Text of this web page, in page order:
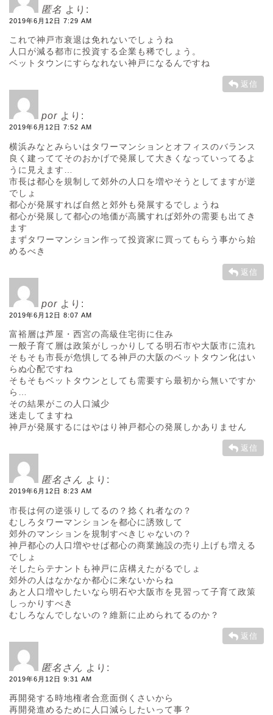
匿名 より:
2019年6月12日 7:29 AM
これで神戸市衰退は免れないでしょうね
人口が減る都市に投資する企業も稀でしょう。
ベットタウンにすらなれない神戸になるんですね
返信
por より:
2019年6月12日 7:52 AM
横浜みなとみらいはタワーマンションとオフィスのバランス
良く建っててそのおかげで発展して大きくなっていってるよ
うに見えます…
市長は都心を規制して郊外の人口を増やそうとしてますが逆
でしょ
都心が発展すれば自然と郊外も発展するでしょうね
都心が発展して都心の地価が高騰すれば郊外の需要も出てき
ます
まずタワーマンション作って投資家に買ってもらう事から始
めるべき
返信
por より:
2019年6月12日 8:07 AM
富裕層は芦屋・西宮の高級住宅街に住み
一般子育て層は政策がしっかりしてる明石市や大阪市に流れ
そもそも市長が危惧してる神戸の大阪のベットタウン化はい
らぬ心配ですね
そもそもベットタウンとしても需要すら最初から無いですか
ら…
その結果がこの人口減少
迷走してますね
神戸が発展するにはやはり神戸都心の発展しかありません
返信
匿名さん より:
2019年6月12日 8:23 AM
市長は何の逆張りしてるの？捻くれ者なの？
むしろタワーマンションを都心に誘致して
郊外のマンションを規制すべきじゃないの？
神戸都心の人口増やせば都心の商業施設の売り上げも増える
でしょ
そしたらテナントも神戸に店構えたがるでしょ
郊外の人はなかなか都心に来ないからね
あと人口増やしたいなら明石や大阪市を見習って子育て政策
しっかりすべき
むしろなんでしないの？維新に止められてるのか？
返信
匿名さん より:
2019年6月12日 9:31 AM
再開発する時地権者合意面倒くさいから
再開発進めるために人口減らしたいって事？